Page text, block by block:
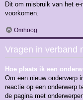
Dit om misbruik van het
voorkomen.
Omhoog
Vragen in verband
Hoe plaats ik een
Om een nieuw onderwerp
reactie op een onderwerp
de pagina met